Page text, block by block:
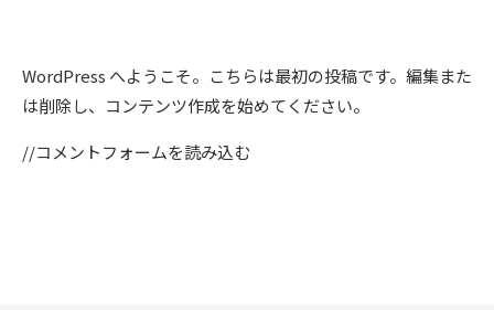
WordPress へようこそ。こちらは最初の投稿です。編集また
は削除し、コンテンツ作成を始めてください。
//コメントフォームを読み込む